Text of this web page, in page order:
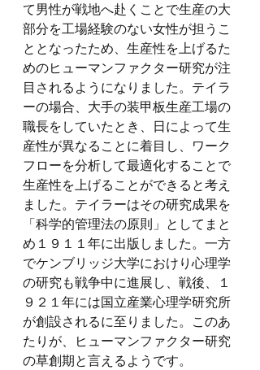
て男性が戦地へ赴くことで生産の大
部分を工場経験のない女性が担うこ
ととなったため、生産性を上げるた
めのヒューマンファクター研究が注
目されるようになりました。テイラ
ーの場合、大手の装甲板生産工場の
職長をしていたとき、日によって生
産性が異なることに着目し、ワーク
フローを分析して最適化することで
生産性を上げることができると考え
ました。テイラーはその研究成果を
「科学的管理法の原則」としてまと
め１９１１年に出版しました。一方
でケンブリッジ大学におけり心理学
の研究も戦争中に進展し、戦後、１
９２１年には国立産業心理学研究所
が創設されるに至りました。このあ
たりが、ヒューマンファクター研究
の草創期と言えるようです。